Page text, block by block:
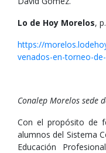
Lo de Hoy Morelos,
https://
venados-en-torneo-
Conalep Morelos sede
Con el propósito de
alumnos del Sistema
Educación